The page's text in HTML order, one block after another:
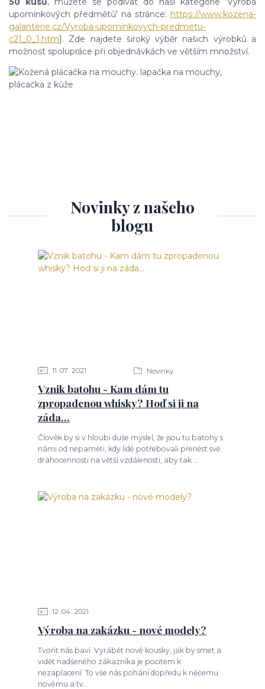
upomínkových předmětů' na stránce: https://www.kozena-
galanterie.cz/Vyroba-upominkovych-predmetu-
c21_0_1.htm]. Zde najdete široký výběr našich výrobků a
možnost spolupráce při objednávkách ve větším množství.
Novinky z našeho
blogu
11 07 2021 Novinky
Vznik batohu - Kam dám tu
zpropadenou whisky? Hoď si ji na
záda...
Člověk by si v hloubi duše myslel, že jsou tu batohy s
námi od nepaměti, kdy lidé potřebovali přenést své
drahocennosti na větší vzdálenosti, aby tak ...
12 04 2021
Výroba na zakázku - nové modely?
Tvořit nás baví. Vyrábět nové kousky, jak by smet a
vidět nadšeného zákazníka je pocitem k
nezaplacení. To vše nás pohání dopředu k něčemu
novému a tv...